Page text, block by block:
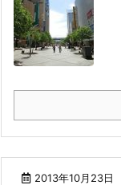
2013年10月23日